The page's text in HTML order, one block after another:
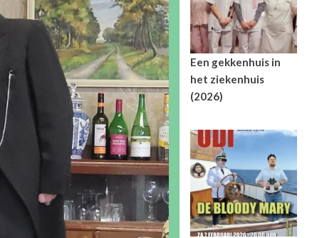
Een gekkenhuis in
het ziekenhuis
(2026)